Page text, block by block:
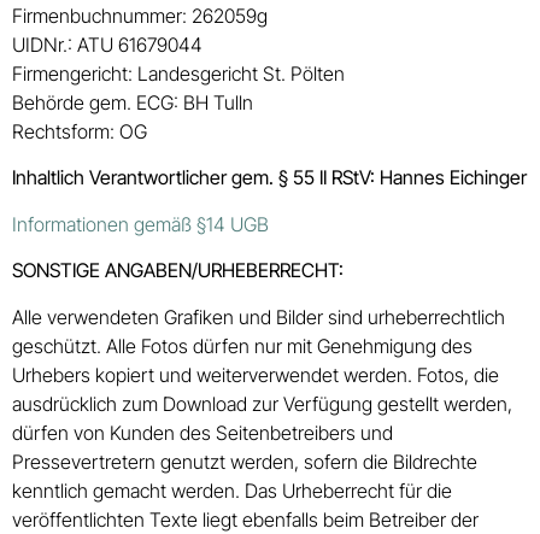
Firmenbuchnummer: 262059g
UIDNr.: ATU 61679044
Firmengericht: Landesgericht St. Pölten
Behörde gem. ECG: BH Tulln
Rechtsform: OG
Inhaltlich Verantwortlicher gem. § 55 II RStV: Hannes Eichinger
Informationen gemäß §14 UGB
SONSTIGE ANGABEN/URHEBERRECHT:
Alle verwendeten Grafiken und Bilder sind urheberrechtlich
geschützt. Alle Fotos dürfen nur mit Genehmigung des
Urhebers kopiert und weiterverwendet werden. Fotos, die
ausdrücklich zum Download zur Verfügung gestellt werden,
dürfen von Kunden des Seitenbetreibers und
Pressevertretern genutzt werden, sofern die Bildrechte
kenntlich gemacht werden. Das Urheberrecht für die
veröffentlichten Texte liegt ebenfalls beim Betreiber der